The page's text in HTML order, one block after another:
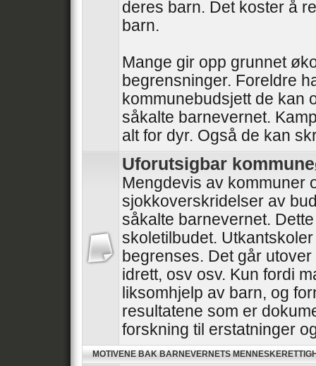
deres barn. Det koster å
barn.
Mange gir opp grunnet
begrensninger. Foreldre
kommunebudsjett de kan
såkalte barnevernet.
alt for dyr. Også de kan
Uforutsigbar
Mengdevis av kommuner
sjokkoverskridelser av
såkalte barnevernet.
skoletilbudet.
begrenses. Det går
idrett, osv osv. Kun fordi
liksomhjelp av barn, og
resultatene som er
forskning til erstatninger
MOTIVENE BAK BARNEVERNETS